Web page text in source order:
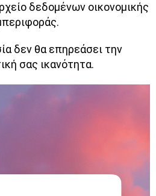
δεδομένων οικονομικής
δεν θα επηρεάσει την
σας ικανότητα.